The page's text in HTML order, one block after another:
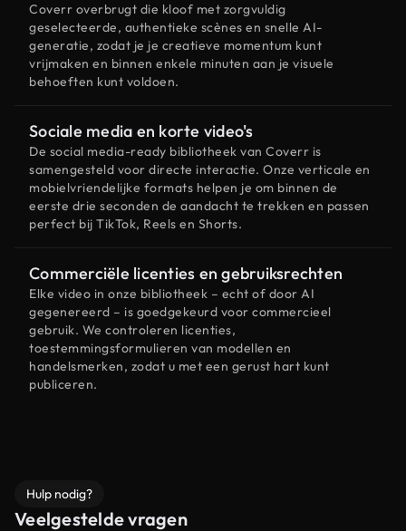
Coverr overbrugt die kloof met zorgvuldig
geselecteerde, authentieke scènes en snelle AI-
generatie, zodat je je creatieve momentum kunt
vrijmaken en binnen enkele minuten aan je visuele
behoeften kunt voldoen.
Sociale media en korte video's
De social media-ready bibliotheek van Coverr is
samengesteld voor directe interactie. Onze verticale en
mobielvriendelijke formats helpen je om binnen de
eerste drie seconden de aandacht te trekken en passen
perfect bij TikTok, Reels en Shorts.
Commerciële licenties en gebruiksrechten
Elke video in onze bibliotheek – echt of door AI
gegenereerd – is goedgekeurd voor commercieel
gebruik. We controleren licenties,
toestemmingsformulieren van modellen en
handelsmerken, zodat u met een gerust hart kunt
publiceren.
Hulp nodig?
Veelgestelde vragen